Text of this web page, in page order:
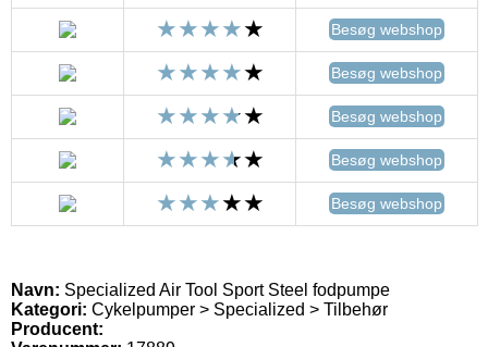
Besøg webshop
Besøg webshop
Besøg webshop
Besøg webshop
Besøg webshop
Navn: Specialized Air Tool Sport Steel fodpumpe
Kategori: Cykelpumper > Specialized > Tilbehør
Producent: